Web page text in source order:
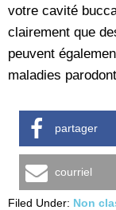
votre cavité
clairement que
peuvent
maladies
partager
courriel
Filed Under: Non